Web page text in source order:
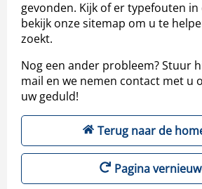
gevonden. Kijk of er typefouten in
bekijk onze sitemap om u te
zoekt.
Nog een ander probleem? Stuur
mail en we nemen contact met u
uw geduld!
Terug naar de
Pagina